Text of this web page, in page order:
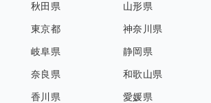
秋田県 山形県
東京都 神奈川県
岐阜県 静岡県
奈良県 和歌山県
香川県 愛媛県